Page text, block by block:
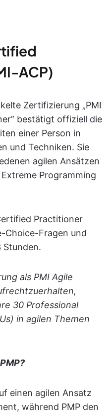
ACP)
Zertifizierung „PMI
bestätigt offiziell die
einer Person in
und Techniken. Sie
agilen Ansätzen
Programming
Practitioner
Choice-Fragen und
Stunden.
als PMI Agile
30 Professional
in agilen Themen
einen agilen Ansatz
während PMP den